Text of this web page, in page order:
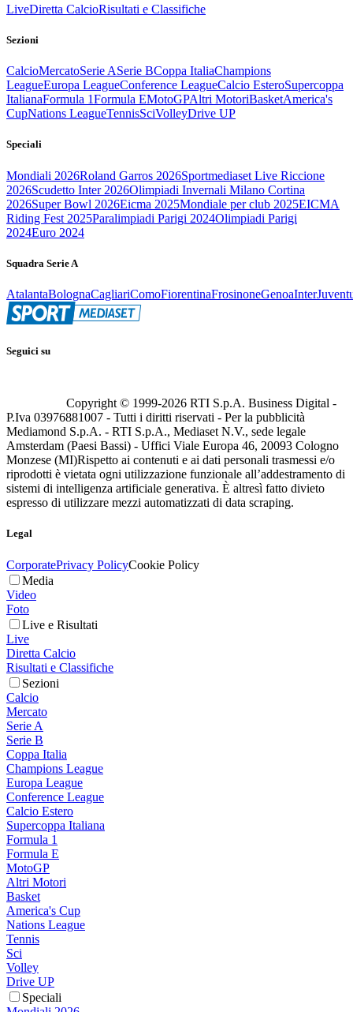
LiveDiretta CalcioRisultati e Classifiche
Sezioni
CalcioMercatoSerie ASerie BCoppa ItaliaChampions
LeagueEuropa LeagueConference LeagueCalcio EsteroSupercoppa
ItalianaFormula 1Formula EMotoGPAltri MotoriBasketAmerica's
CupNations LeagueTennisSciVolleyDrive UP
Speciali
Mondiali 2026Roland Garros 2026Sportmediaset Live Riccione
2026Scudetto Inter 2026Olimpiadi Invernali Milano Cortina
2026Super Bowl 2026Eicma 2025Mondiale per club 2025EICMA
Riding Fest 2025Paralimpiadi Parigi 2024Olimpiadi Parigi
2024Euro 2024
Squadra Serie A
AtalantaBolognaCagliariComoFiorentinaFrosinoneGenoaInter
Seguici su
Copyright © 1999-2026 RTI S.p.A. Business Digital -
P.Iva 03976881007 - Tutti i diritti riservati - Per la pubblicità
Mediamond S.p.A. - RTI S.p.A., Mediaset N.V., sede legale
Amsterdam (Paesi Bassi) - Uffici Viale Europa 46, 20093 Cologno
Monzese (MI)Rispetto ai contenuti e ai dati personali trasmessi e/o
riprodotti è vietata ogni utilizzazione funzionale all’addestramento di
sistemi di intelligenza artificiale generativa. È altresì fatto divieto
espresso di utilizzare mezzi automatizzati di data scraping.
Legal
CorporatePrivacy PolicyCookie Policy
Media
Video
Foto
Live e Risultati
Live
Diretta Calcio
Risultati e Classifiche
Sezioni
Calcio
Mercato
Serie A
Serie B
Coppa Italia
Champions League
Europa League
Conference League
Calcio Estero
Supercoppa Italiana
Formula 1
Formula E
MotoGP
Altri Motori
Basket
America's Cup
Nations League
Tennis
Sci
Volley
Drive UP
Speciali